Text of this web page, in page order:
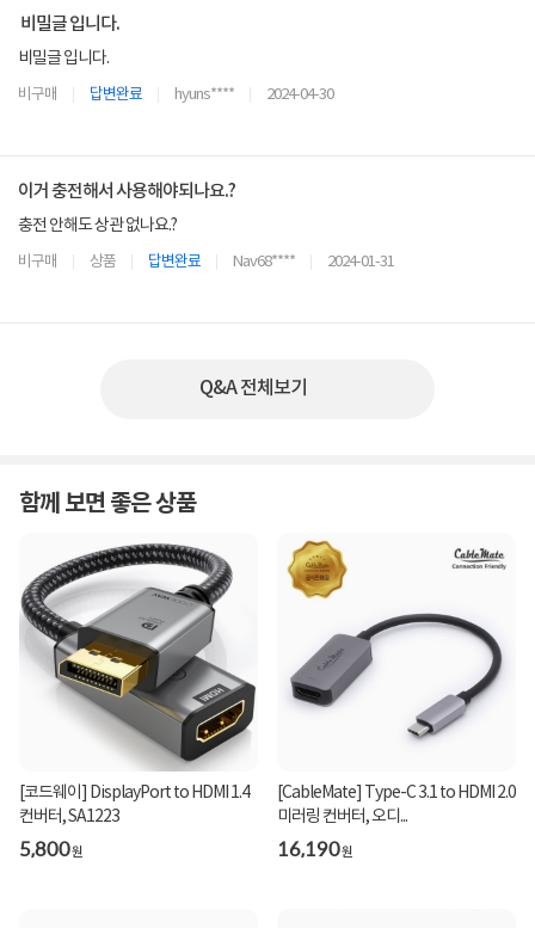
비밀글 입니다.
비밀글 입니다.
비구매 답변완료 hyuns**** 2024-04-30
이거 충전해서 사용해야되나요.?
충전 안해도 상관 없나요.?
비구매 상품 답변완료 Nav68**** 2024-01-31
Q&A 전체보기
함께 보면 좋은 상품
[코드웨이] DisplayPort to HDMI 1.4
컨버터, SA1223
5,800원
[CableMate] Type-C 3.1 to HDMI 2.0
미러링 컨버터, 오디...
16,190원